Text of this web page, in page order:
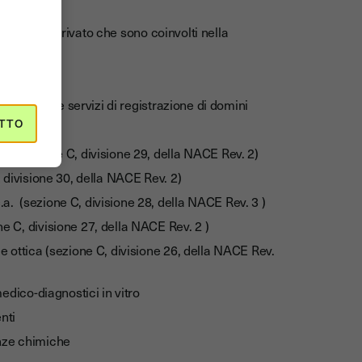
settore privato che sono coinvolti nella
network e servizi di registrazione di domini
(sezione C, divisione 29, della NACE Rev. 2)
30, della NACE Rev. 2)
(sezione C, divisione 28, della NACE Rev. 3 )
divisione 27, della NACE Rev. 2 )
(sezione C, divisione 26, della NACE Rev.
diagnostici in vitro
chimiche